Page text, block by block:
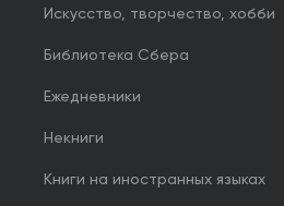
Искусство, творчество, хобби
Библиотека Сбера
Ежедневники
Некниги
Книги на иностранных языках